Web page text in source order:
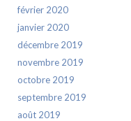
février 2020
janvier 2020
décembre 2019
novembre 2019
octobre 2019
septembre 2019
août 2019